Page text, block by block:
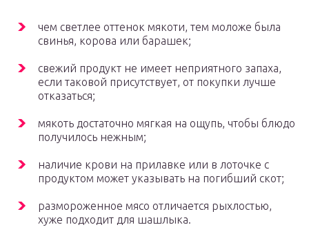
чем светлее оттенок мякоти, тем моложе была
свинья, корова или барашек;
свежий продукт не имеет неприятного запаха,
если таковой присутствует, от покупки лучше
отказаться;
мякоть достаточно мягкая на ощупь, чтобы блюдо
получилось нежным;
наличие крови на прилавке или в лоточке с
продуктом может указывать на погибший скот;
размороженное мясо отличается рыхлостью,
хуже подходит для шашлыка.